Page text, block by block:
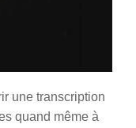
une transcription
quand même à